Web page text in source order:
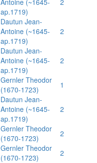
ap.1719)
Dautun Jean-
Antoine (~1645-
ap.1719)
2
Dautun Jean-
Antoine (~1645-
ap.1719)
2
Gernler Theodor
(1670-1723)
1
Dautun Jean-
Antoine (~1645-
ap.1719)
2
Gernler Theodor
(1670-1723)
2
Gernler Theodor
(1670-1723)
2